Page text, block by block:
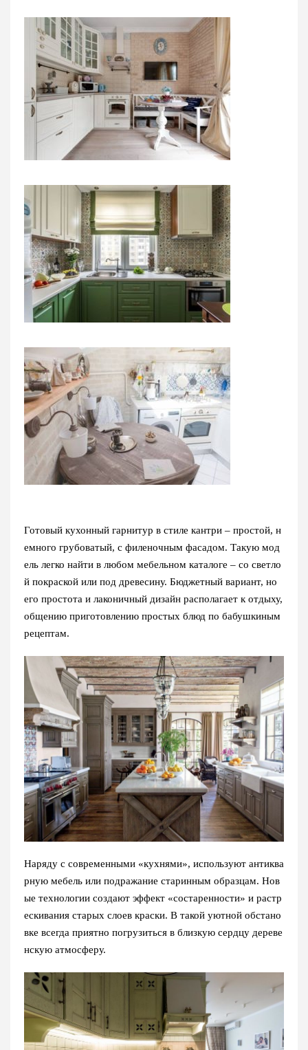
Готовый кухонный гарнитур в стиле кантри – простой, н
емного грубоватый, с филеночным фасадом. Такую мод
ель легко найти в любом мебельном каталоге – со светло
й покраской или под древесину. Бюджетный вариант, но
его простота и лаконичный дизайн располагает к отдыху,
общению приготовлению простых блюд по бабушкиным
рецептам.
Наряду с современными «кухнями», используют антиква
рную мебель или подражание старинным образцам. Нов
ые технологии создают эффект «состаренности» и растр
ескивания старых слоев краски. В такой уютной обстано
вке всегда приятно погрузиться в близкую сердцу дереве
нскую атмосферу.